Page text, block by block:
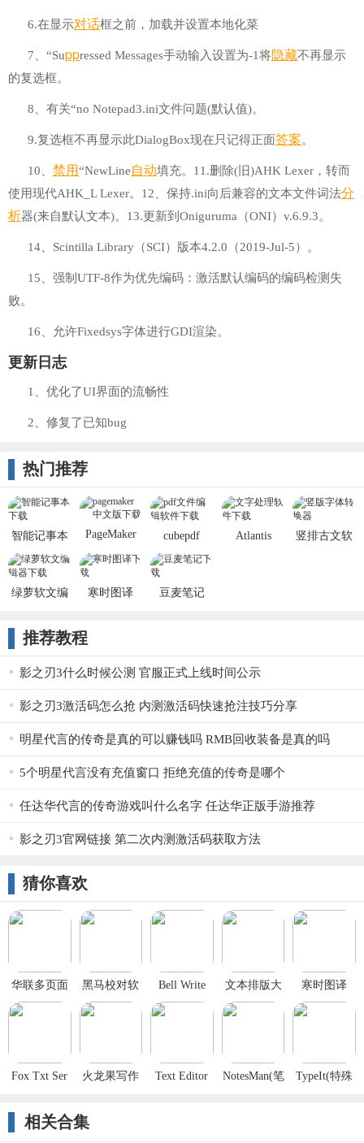
6.在显示对话框之前，加载并设置本地化菜
7、“Suppressed Messages手动输入设置为-1将隐藏不再显示
的复选框。
8、有关“no Notepad3.ini文件问题(默认值)。
9.复选框不再显示此DialogBox现在只记得正面答案。
10、 禁用“NewLine自动填充。11.删除(旧)AHK Lexer，转而
使用现代AHK_L Lexer。12、保持.ini向后兼容的文本文件词法分
析器(来自默认文本)。13.更新到Oniguruma（ONI）v.6.9.3。
14、Scintilla Library（SCI）版本4.2.0（2019-Jul-5）。
15、强制UTF-8作为优先编码：激活默认编码的编码检测失
败。
16、允许Fixedsys字体进行GDI渲染。
更新日志
1、优化了UI界面的流畅性
2、修复了已知bug
热门推荐
智能记事本 PageMaker
cubepdf
utility
Atlantis
竖排古文软
绿萝软文编
寒时图译
豆麦笔记
推荐教程
影之刃3什么时候公测 官服正式上线时间公示
影之刃3激活码怎么抢 内测激活码快速抢注技巧分享
明星代言的传奇是真的可以赚钱吗 RMB回收装备是真的吗
5个明星代言没有充值窗口 拒绝充值的传奇是哪个
任达华代言的传奇游戏叫什么名字 任达华正版手游推荐
影之刃3官网链接 第二次内测激活码获取方法
猜你喜欢
华联多页面
记事本
黑马校对软
件
Bell Write
文本排版大
师
寒时图译
v1.3 绿色版
Fox Txt Ser
火龙果写作
Text Editor
NotesMan(笔
TypeIt(特殊
相关合集